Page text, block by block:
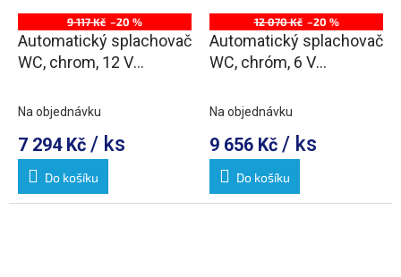
9 117 Kč –20 %
Automatický splachovač
WC, chrom, 12 V
Na objednávku
7 294 Kč / ks
Do košíku
12 070 Kč –20 %
Automatický splachovač
WC, chróm, 6 V
Na objednávku
9 656 Kč / ks
Do košíku